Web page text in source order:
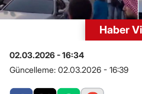
Haber
02.03.2026 - 16:34
Güncelleme: 02.03.2026 - 16:39